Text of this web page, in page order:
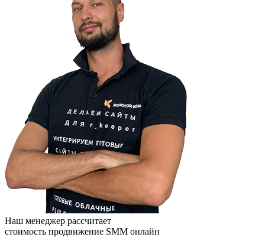
Наш менеджер рассчитает
стоимость продвижение SMM онлайн